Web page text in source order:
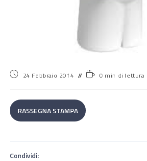
24 Febbraio 2014 0 min di lettura
RASSEGNA STAMPA
Condividi: